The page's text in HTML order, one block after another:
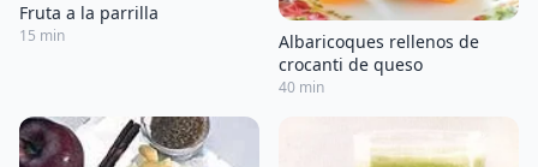
Fruta a la parrilla
15 min
Albaricoques rellenos de
crocanti de queso
40 min